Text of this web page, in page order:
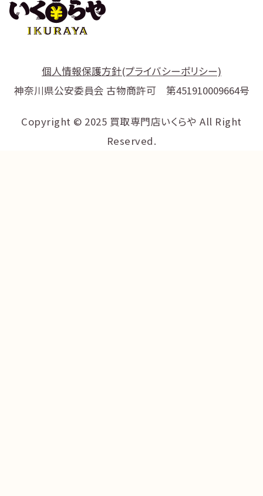
個人情報保護方針(プライバシーポリシー)
神奈川県公安委員会 古物商許可 第451910009664号
Copyright © 2025 買取専門店いくらや All Right
Reserved.